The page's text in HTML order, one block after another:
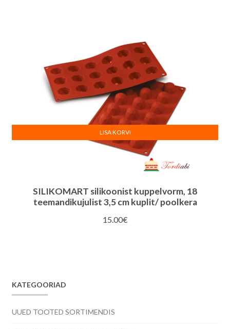
SILIKOMART silikoonist kuppelvorm, 18
teemandikujulist 3,5 cm kuplit/ poolkera
15.00€
LISA KORVI
KATEGOORIAD
UUED TOOTED SORTIMENDIS